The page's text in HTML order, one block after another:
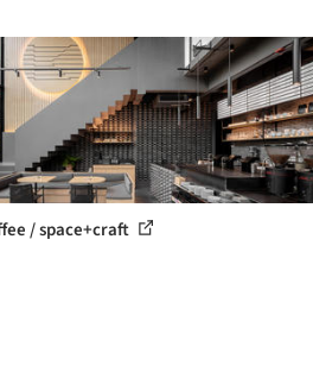
/ space+craft